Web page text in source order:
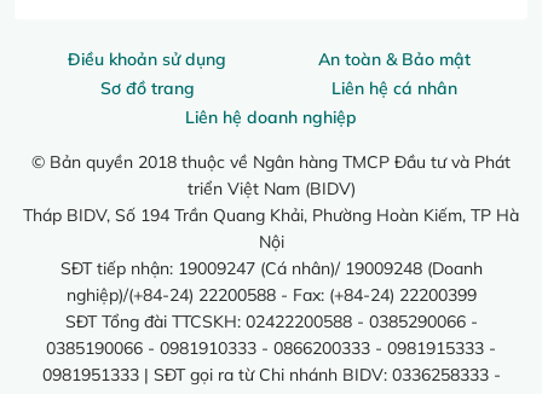
Điều khoản sử dụng
An toàn & Bảo mật
Sơ đồ trang
Liên hệ cá nhân
Liên hệ doanh nghiệp
© Bản quyền 2018 thuộc về Ngân hàng TMCP Đầu tư và Phát
triển Việt Nam (BIDV)
Tháp BIDV, Số 194 Trần Quang Khải, Phường Hoàn Kiếm, TP Hà
Nội
SĐT tiếp nhận: 19009247 (Cá nhân)/ 19009248 (Doanh
nghiệp)/(+84-24) 22200588 - Fax: (+84-24) 22200399
SĐT Tổng đài TTCSKH: 02422200588 - 0385290066 -
0385190066 - 0981910333 - 0866200333 - 0981915333 -
0981951333 | SĐT gọi ra từ Chi nhánh BIDV: 0336258333 -